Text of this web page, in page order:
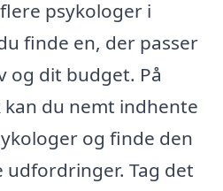
psykologer i
finde en, der passer
og dit budget. På
du nemt indhente
og finde den
Tag det